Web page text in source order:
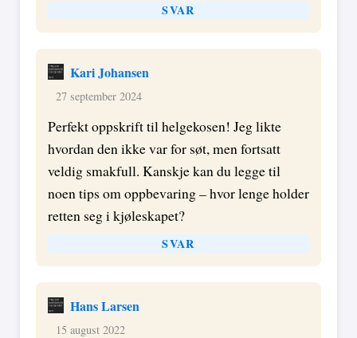
SVAR
Kari Johansen
27 september 2024
Perfekt oppskrift til helgekosen! Jeg likte
hvordan den ikke var for søt, men fortsatt
veldig smakfull. Kanskje kan du legge til
noen tips om oppbevaring – hvor lenge holder
retten seg i kjøleskapet?
SVAR
Hans Larsen
15 august 2022